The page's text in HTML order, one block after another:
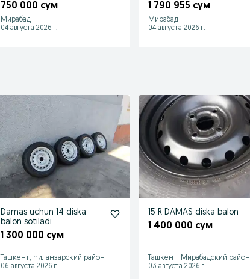
750 000 сум
Мирабад
04 августа 2026 г.
1 790 955 сум
Мирабад
04 августа 2026 г.
Damas uchun 14 diska
balon sotiladi
1 300 000 сум
Ташкент, Чиланзарский район
06 августа 2026 г.
15 R DAMAS diska balon
1 400 000 сум
Ташкент, Мирабадский район
03 августа 2026 г.